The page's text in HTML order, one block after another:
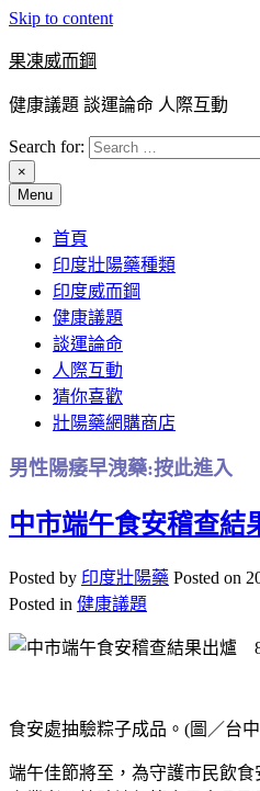
Skip to content
果凍威而鋼
健康議題 談運論命 人際互動
Search for:
×
Menu
首頁
印度壯陽藥種類
印度威而鋼
健康議題
談運論命
人際互動
猜你喜歡
壯陽藥網購商店
男性陽痿早洩藥:按此進入
中市端午食安稽查
Posted by 印度壯陽藥 Posted on
Posted in 健康議題
食安處抽驗粽子成品。(圖／台
端午佳節將至，為守護市民飲